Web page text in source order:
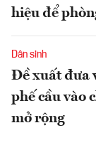
hiệu để
Dân sinh
Đề xuất đưa
phế cầu vào
mở rộng